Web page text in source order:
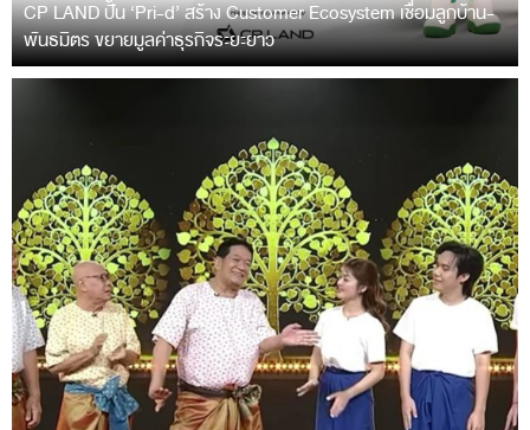
CP LAND ปั้น ‘Pri-d’ สร้าง Customer Ecosystem เชื่อมลูกบ้าน-
พันธมิตร ขยายมูลค่าธุรกิจระยะยาว